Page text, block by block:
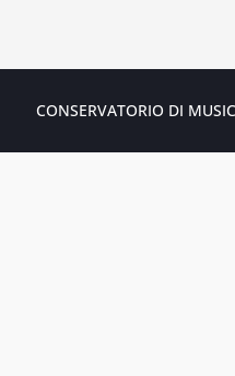
CONSERVATORIO DI